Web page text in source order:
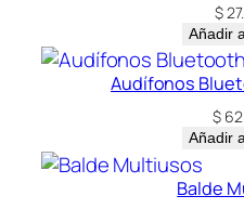
$
Añadir
Audífonos
$
Añadir
Balde